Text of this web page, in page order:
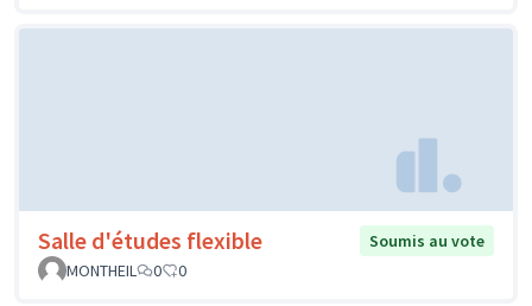
Salle d'études flexible
Soumis au vote
MONTHEIL
0 0